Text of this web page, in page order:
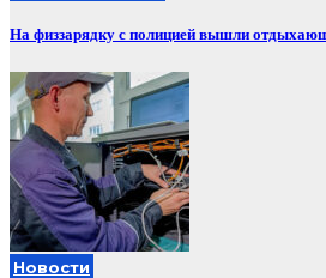
На физзарядку с полицией вышли
Новости